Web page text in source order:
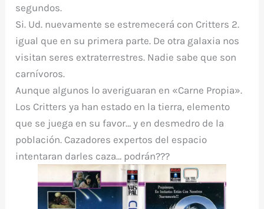
segundos.
Si. Ud. nuevamente se estremecerá con Critters 2.
igual que en su primera parte. De otra galaxia nos
visitan seres extraterrestres. Nadie sabe que son
carnívoros.
Aunque algunos lo averiguaran en «Carne Propia».
Los Critters ya han estado en la tierra, elemento
que se juega en su favor… y en desmedro de la
población. Cazadores expertos del espacio
intentaran darles caza… podrán???